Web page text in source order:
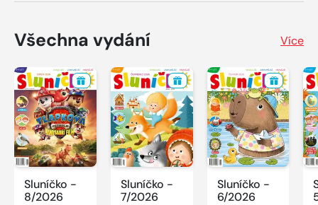
Všechna vydání Více
Sluníčko -
8/2026
Sluníčko -
7/2026
Sluníčko -
6/2026